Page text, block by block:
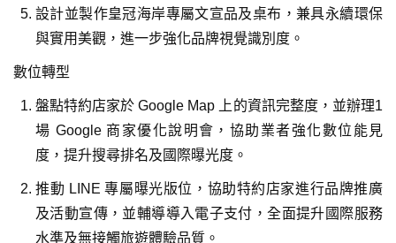
設計並製作皇冠海岸專屬文宣品及桌布，兼具永續環保
與實用美觀，進一步強化品牌視覺識別度。
數位轉型
盤點特約店家於 Google Map 上的資訊完整度，並辦理1
場 Google 商家優化說明會，協助業者強化數位能見
度，提升搜尋排名及國際曝光度。
推動 LINE 專屬曝光版位，協助特約店家進行品牌推廣
及活動宣傳，並輔導導入電子支付，全面提升國際服務
水準及無接觸旅遊體驗品質。